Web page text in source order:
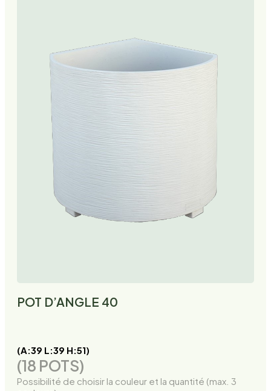
POT D’ANGLE 40
(A:39 L:39 H:51)
(18 POTS)
Possibilité de choisir la couleur et la quantité (max. 3